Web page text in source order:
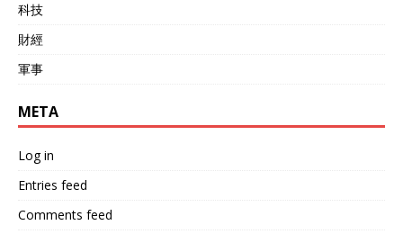
科技
財經
軍事
META
Log in
Entries feed
Comments feed